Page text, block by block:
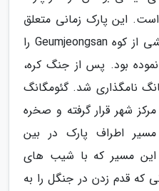
این پارک زمانی متعلق
به یک تاجر ژاپنی بود که بخشی از کوه Geumjeongsan را
بود. پس از جنگ کره،
نامگذاری شد. گئومگانگ
شهر قرار گرفته و صخره
اطراف پارک در بین
این مسیر که با شیب های
که قدم زدن در جنگل را به